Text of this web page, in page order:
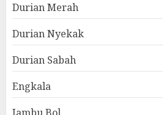
Durian Merah
Durian Nyekak
Durian Sabah
Engkala